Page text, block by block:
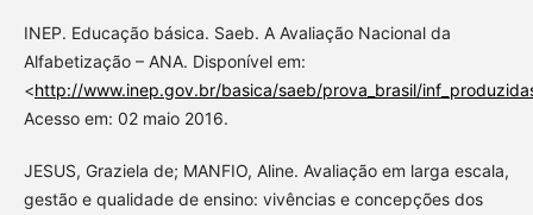
INEP. Educação básica. Saeb. A Avaliação Nacional da
Alfabetização – ANA. Disponível em:
<http://www.inep.gov.br/basica/saeb/prova_brasil/
Acesso em: 02 maio 2016.
JESUS, Graziela de; MANFIO, Aline. Avaliação em larga escala,
gestão e qualidade de ensino: vivências e concepções dos